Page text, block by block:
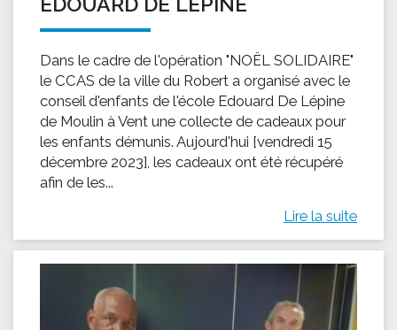
Dans le cadre de l'opération "NOËL SOLIDAIRE"
le CCAS de la ville du Robert a organisé avec le
conseil d'enfants de l'école Edouard De Lépine
de Moulin à Vent une collecte de cadeaux pour
les enfants démunis. Aujourd'hui [vendredi 15
décembre 2023], les cadeaux ont été récupéré
afin de les...
Lire la suite